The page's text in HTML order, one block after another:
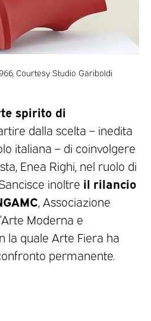
Courtesy Studio Gariboldi
spirito di
dalla scelta – inedita
italiana – di coinvolgere
Enea Righi, nel ruolo di
inoltre il rilancio
, Associazione
Moderna e
la quale Arte Fiera ha
permanente.